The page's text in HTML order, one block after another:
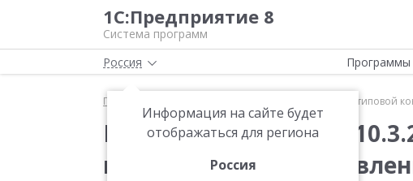
1С:Предприятие 8
Система программ
Россия
Информация на сайте будет
отображаться для региона
Россия
Программы
Главная Вышла новая версия 10.3.29 типовой
Вышла новая версия
конфигурации